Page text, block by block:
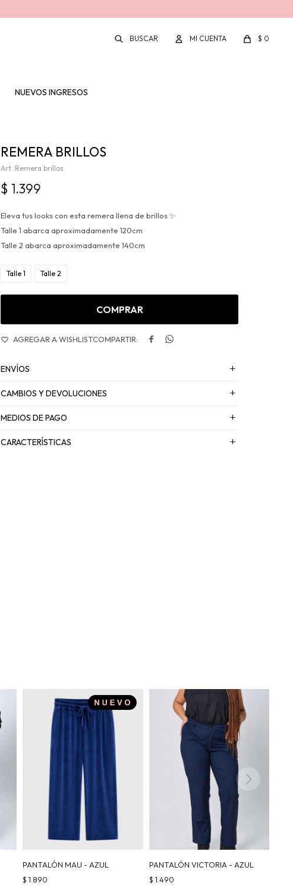
NUEVOS INGRESOS
$ 0
REMERA BRILLOS
Remera brillos
$ 1.399
Eleva tus looks con esta remera llena de brillos ✨
Talle 1 abarca aproximadamente 120cm
Talle 2 abarca aproximadamente 140cm
Talle 1 Talle 2
COMPRAR
 
ENVÍOS
CAMBIOS Y DEVOLUCIONES
MEDIOS DE PAGO
CARACTERÍSTICAS
PANTALÓN MAU - AZUL
$ 1.890
PANTALÓN VICTORIA - AZUL
$ 1.490